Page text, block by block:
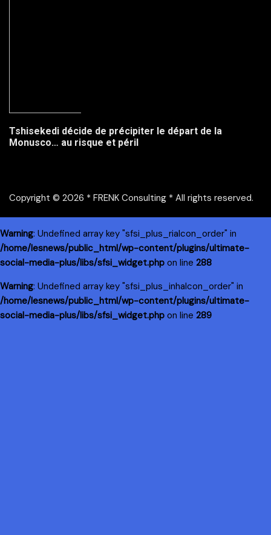
Tshisekedi décide de précipiter le départ de la
Monusco… au risque et péril
Copyright © 2026 * FRENK Consulting * All rights reserved.
Warning: Undefined array key "sfsi_plus_riaIcon_order" in
/home/lesnews/public_html/wp-content/plugins/ultimate-
social-media-plus/libs/sfsi_widget.php on line 288
Warning: Undefined array key "sfsi_plus_inhaIcon_order" in
/home/lesnews/public_html/wp-content/plugins/ultimate-
social-media-plus/libs/sfsi_widget.php on line 289